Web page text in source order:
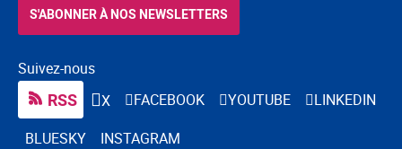
Suivez-nous
RSS X FACEBOOK YOUTUBE
LINKEDIN
BLUESKY
INSTAGRAM
S'ABONNER À NOS NEWSLETTERS